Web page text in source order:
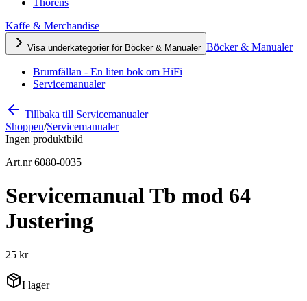
Kaffe & Merchandise
Visa underkategorier för Böcker & Manualer Böcker & Manualer
Brumfällan - En liten bok om HiFi
Servicemanualer
Tillbaka till Servicemanualer
Shoppen/Servicemanualer
Ingen produktbild
Art.nr 6080-0035
Servicemanual Tb mod 64
Justering
25 kr
I lager